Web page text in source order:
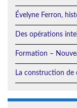
Évelyne Ferron,
Des opérations
Formation –
La construction de